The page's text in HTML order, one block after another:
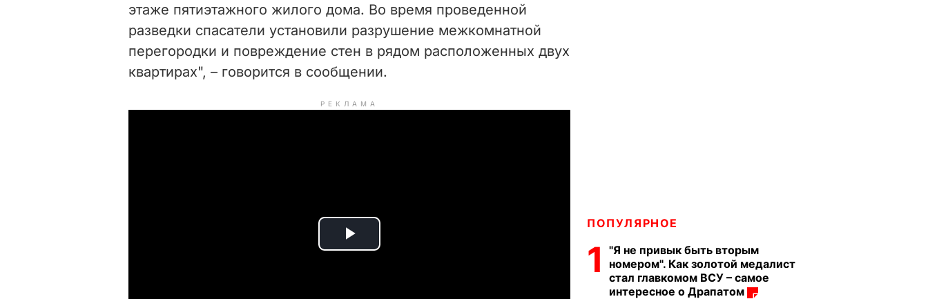
этаже пятиэтажного жилого дома. Во время проведенной
разведки спасатели установили разрушение межкомнатной
перегородки и повреждение стен в рядом расположенных двух
квартирах", – говорится в сообщении.
РЕКЛАМА
P
ПОПУЛЯРНОЕ
1
"Я не привык быть вторым
номером". Как золотой медалист
стал главкомом ВСУ – самое
интересное о Драпатом